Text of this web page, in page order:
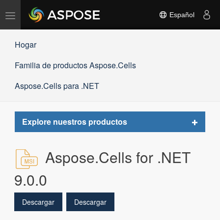
Alternar
navegación
Español
Hogar
Familia de productos Aspose.Cells
Aspose.Cells para .NET
Explore nuestros productos
Toggle
Aspose.Cells for .NET
9.0.0
Descargar Descargar